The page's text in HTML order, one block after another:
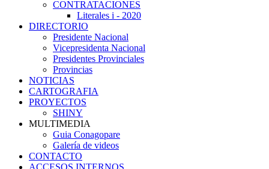
CONTRATACIONES
Literales i - 2020
DIRECTORIO
Presidente Nacional
Vicepresidenta Nacional
Presidentes Provinciales
Provincias
NOTICIAS
CARTOGRAFIA
PROYECTOS
SHINY
MULTIMEDIA
Guia Conagopare
Galería de videos
CONTACTO
ACCESOS INTERNOS